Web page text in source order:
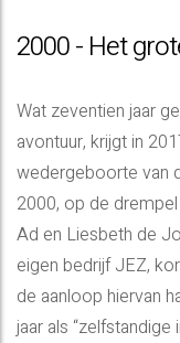
2000 - Het
Wat zeventien jaar
avontuur, krijgt in
wedergeboorte van
2000, op de
Ad en Liesbeth de
eigen bedrijf JEZ,
de aanloop hiervan
jaar als